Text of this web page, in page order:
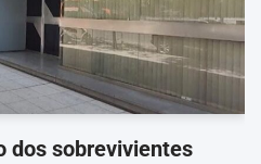
dos sobrevivientes